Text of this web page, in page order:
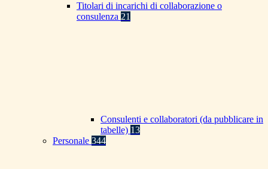
Titolari di incarichi di collaborazione o
consulenza 21
Consulenti e collaboratori (da pubblicare in
tabelle) 13
Personale 344